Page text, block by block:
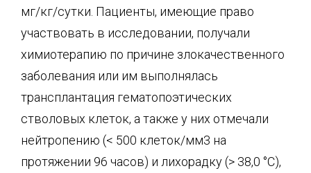
мг/кг/сутки. Пациенты, имеющие право
участвовать в исследовании, получали
химиотерапию по причине злокачественного
заболевания или им выполнялась
трансплантация гематопоэтических
стволовых клеток, а также у них отмечали
нейтропению (< 500 клеток/мм3 на
протяжении 96 часов) и лихорадку (> 38,0 °C),